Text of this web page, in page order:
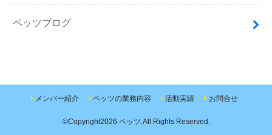
ペッツブログ
メンバー紹介 ペッツの業務内容 活動実績 お問合せ
©Copyright2026 ペッツ .All Rights Reserved.